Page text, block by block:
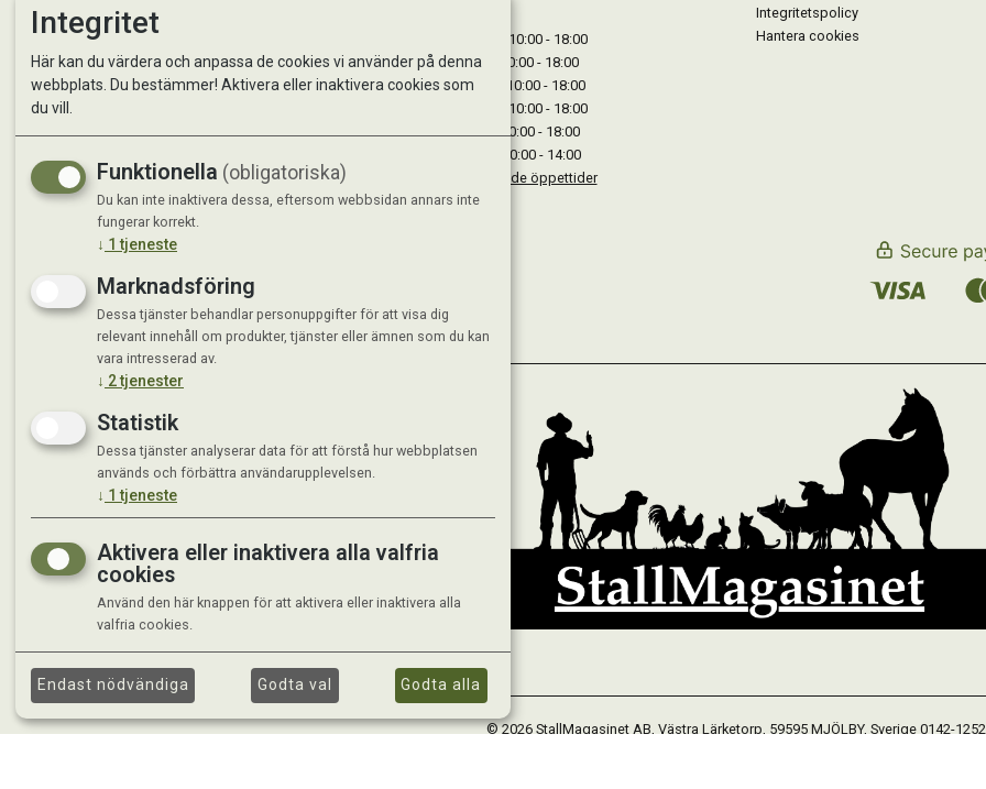
Måndag : 10:00 - 18:00
Tisdag : 10:00 - 18:00
Onsdag : 10:00 - 18:00
Torsdag : 10:00 - 18:00
Fredag : 10:00 - 18:00
Lördag : 10:00 - 14:00
Se avvikande öppettider
Integritetspolicy
Hantera cookies
© 2026 StallMagasinet AB, Västra Lärketorp, 59595 MJÖLBY, Sverige 0142-
Integritet
Här kan du värdera och anpassa de cookies vi använder på denna
webbplats. Du bestämmer! Aktivera eller inaktivera cookies som
du vill.
Funktionella (obligatoriska)
Du kan inte inaktivera dessa, eftersom webbsidan annars inte
fungerar korrekt.
↓ 1 tjeneste
Marknadsföring
Dessa tjänster behandlar personuppgifter för att visa dig
relevant innehåll om produkter, tjänster eller ämnen som du kan
vara intresserad av.
↓ 2tjenester
Statistik
Dessa tjänster analyserar data för att förstå hur webbplatsen
används och förbättra användarupplevelsen.
↓ 1 tjeneste
Aktivera eller inaktivera alla valfria
cookies
Använd den här knappen för att aktivera eller inaktivera alla
valfria cookies.
Endast nödvändiga Godta val Godta alla